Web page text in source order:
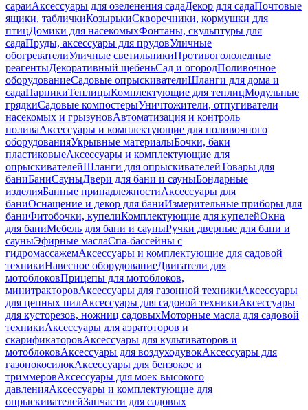
сараиАксессуары для озеленения садаДекор для садаПочтовые
ящики, табличкиКозырькиСкворечники, кормушки для
птицДомики для насекомыхФонтаны, скульптуры для
садаПруды, аксессуары для прудовУличные
обогревателиУличные светильникиПротивогололедные
реагентыДекоративный щебеньСад и огородПоливочное
оборудованиеСадовые опрыскивателиШланги для дома и
садаПарникиТеплицыКомплектующие для теплицМодульные
грядкиСадовые компостерыУничтожители, отпугиватели
насекомых и грызуновАвтоматизация и контроль
поливаАксессуары и комплектующие для поливочного
оборудованияУкрывные материалыБочки, баки
пластиковыеАксессуары и комплектующие для
опрыскивателейШланги для опрыскивателейТовары для
баниБаниСауныДвери для бани и сауныБондарные
изделияБанные принадлежностиАксессуары для
баниОснащение и декор для баниИзмерительные приборы для
баниФитобочки, купелиКомплектующие для купелейОкна
для баниМебель для бани и сауныРучки дверные для бани и
сауныЭфирные маслаСпа-бассейны с
гидромассажемАксессуары и комплектующие для садовой
техникиНавесное оборудованиеДвигатели для
мотоблоковПрицепы для мотоблоков,
минитракторовАксессуары для газонной техникиАксессуары
для цепных пилАксессуары для садовой техникиАксессуары
для кусторезов, ножниц садовыхМоторные масла для садовой
техникиАксессуары для аэратоторов и
скарификаторовАксессуары для культиваторов и
мотоблоковАксессуары для воздуходувокАксессуары для
газонокосилокАксессуары для бензокос и
триммеровАксессуары для моек высокого
давленияАксессуары и комплектующие для
опрыскивателейЗапчасти для садовых